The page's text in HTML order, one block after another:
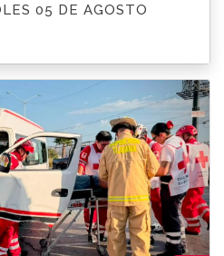
05 DE AGOSTO